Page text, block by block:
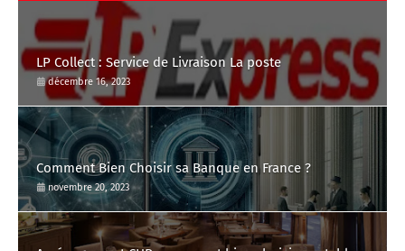
LP Collect : Service de Livraison La poste
décembre 16, 2023
Comment Bien Choisir sa Banque en France ?
novembre 20, 2023